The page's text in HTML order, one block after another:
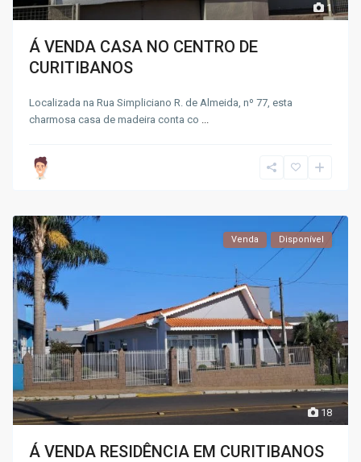
1
Á VENDA CASA NO CENTRO DE
CURITIBANOS
Localizada na Rua Simpliciano R. de Almeida, nº 77, esta
charmosa casa de madeira conta co
18
Venda Disponível
Á VENDA RESIDÊNCIA EM CURITIBANOS